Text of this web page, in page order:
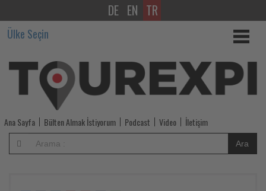
12nci
Corendon
Tahtalı
Run
to
Sky
sona
erdi,
DE EN TR
Ülke Seçin
Ana Sayfa Bülten Almak İstiyorum Podcast Video İletişim
Ara